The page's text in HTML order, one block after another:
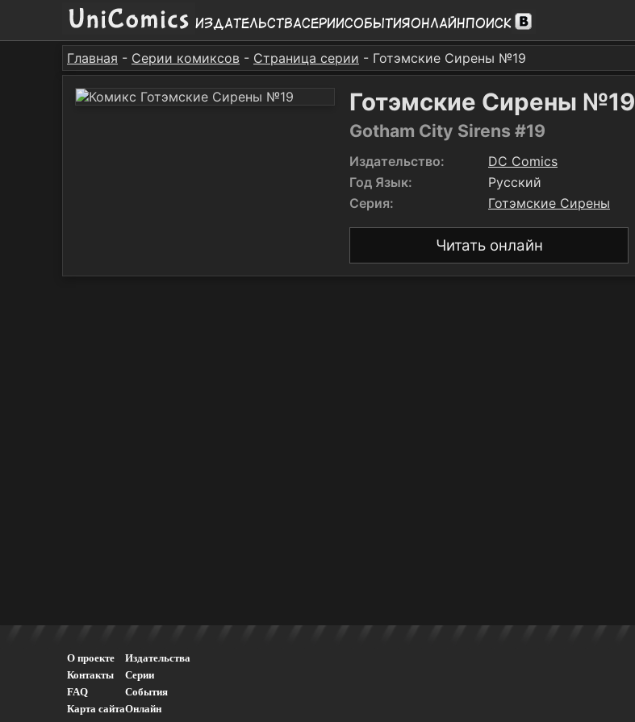
ИздательстваСерииСобытияОнлайнПоиск
Главная - Серии комиксов - Страница серии - Готэмские Сирены №19
Готэмские Сирены №19
Gotham City Sirens #19
Издательство:
DC Comics
Год Язык:
Русский
Серия:
Готэмские Сирены
Читать онлайн
О проекте
Контакты
FAQ
Карта сайта
Издательства
Серии
События
Онлайн